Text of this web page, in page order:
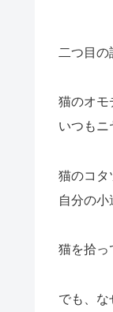
二つ目の
猫のオモ
いつもニ
猫のコタ
自分の小
猫を拾っ
でも、な